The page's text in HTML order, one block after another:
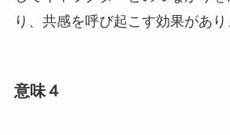
り、共感を呼び起こす効果があり
意味４